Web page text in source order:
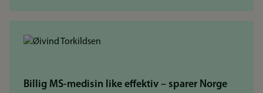
Billig MS-medisin like effektiv – sparer Norge